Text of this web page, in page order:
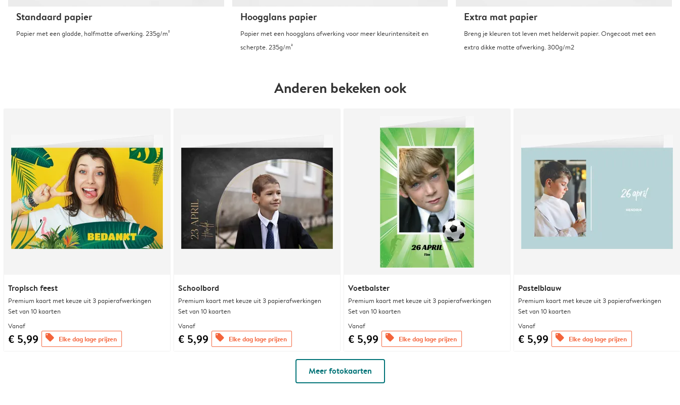
Standaard papier
Papier met een gladde, halfmatte afwerking. 235g/m²
Hoogglans papier
Papier met een hoogglans afwerking voor meer kleurintensiteit en
scherpte. 235g/m²
Extra mat papier
Breng je kleuren tot leven met helderwit papier. Ongecoat met een
extra dikke matte afwerking. 300g/m2
Anderen bekeken ook
Tropisch feest
Premium kaart met keuze uit 3 papierafwerkingen
Set van 10 kaarten
Vanaf
€ 5,99 offers Elke dag lage prijzen
Schoolbord
Premium kaart met keuze uit 3 papierafwerkingen
Set van 10 kaarten
Vanaf
€ 5,99 offers Elke dag lage prijzen
Voetbalster
Premium kaart met keuze uit 3 papierafwerkingen
Set van 10 kaarten
Vanaf
€ 5,99 offers Elke dag lage prijzen
Pastelblauw
Premium kaart met keuze uit 3 papierafwerkingen
Set van 10 kaarten
Vanaf
€ 5,99 offers Elke dag lage prijzen
Meer fotokaarten